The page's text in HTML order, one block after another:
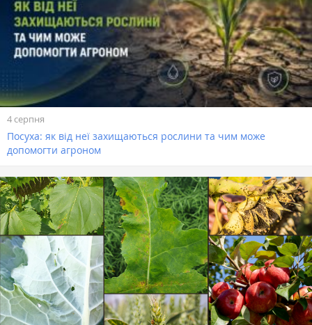
4 серпня
Посуха: як від неї захищаються рослини та чим може
допомогти агроном